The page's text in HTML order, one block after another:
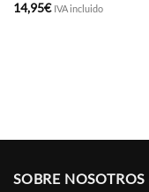
14,95€ IVA incluido
SOBRE NOSOTROS